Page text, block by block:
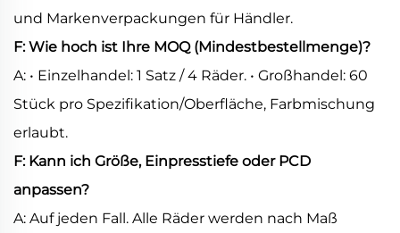
und Markenverpackungen für Händler.
F: Wie hoch ist Ihre MOQ (Mindestbestellmenge)?
A: • Einzelhandel: 1 Satz / 4 Räder. • Großhandel: 60
Stück pro Spezifikation/Oberfläche, Farbmischung
erlaubt.
F: Kann ich Größe, Einpresstiefe oder PCD
anpassen?
A: Auf jeden Fall. Alle Räder werden nach Maß